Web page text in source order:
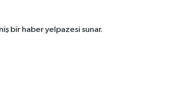
bir haber yelpazesi sunar.